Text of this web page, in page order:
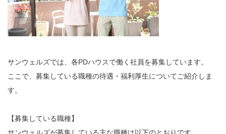
サンウェルズでは、各PDハウスで働く社員を募集しています。
ここで、募集している職種の待遇・福利厚生についてご紹介しま
す。
【募集している職種】
サンウェルズが募集している主な職種は以下のとおりです。